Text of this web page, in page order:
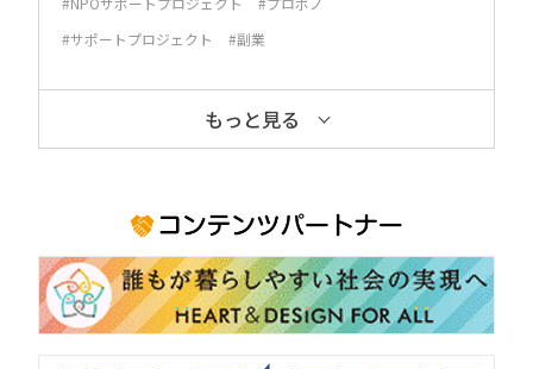
#サポートプロジェクト
#副業
もっと見る